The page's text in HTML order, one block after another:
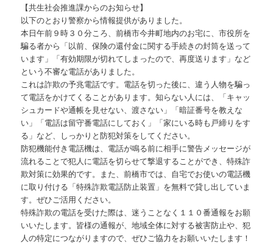
【共生社会推進課からのお知らせ】
以下のとおり警察から情報提供がありました。
本日午前９時３０分ころ、前橋市今井町地内のお宅に、市役所を
騙る者から「以前、保険の還付金に関する手続きの封筒を送って
います」「有効期限が切れてしまったので、再度送ります」など
という不審な電話がありました。
これは詐欺の予兆電話です。電話を切った後に、違う人物を騙っ
て電話をかけてくることがあります。知らない人には、「キャッ
シュカードや通帳を見せない、渡さない」「暗証番号を教えな
い」「電話は留守番電話にしておく」「家にいる時も戸締りをす
る」など、しっかりと防犯対策をしてください。
防犯機能付き電話機は、電話が鳴る前に相手に警告メッセージが
流れることで犯人に電話を切らせて撃退することができ、特殊詐
欺対策に効果的です。また、前橋市では、自宅でお使いの電話機
に取り付ける「特殊詐欺電話防止装置」を無料で貸し出していま
す。ぜひご活用ください。
特殊詐欺の電話を受けた際は、迷うことなく１１０番通報をお願
いいたします。皆様の通報が、地域全体に対する被害防止や、犯
人の特定につながりますので、ぜひご協力をお願いいたします！